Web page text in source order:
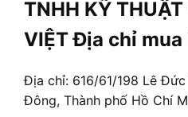
TNHH KỸ THUẬT
VIỆT Địa chỉ
Địa chỉ: 616/61/198 Lê
Đông, Thành phố Hồ Chí